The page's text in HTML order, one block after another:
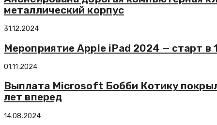
металлический корпус
31.12.2024
Мероприятие Apple iPad 2024 — старт в
01.11.2024
Выплата Microsoft Бобби Котику
лет вперед
14.08.2024